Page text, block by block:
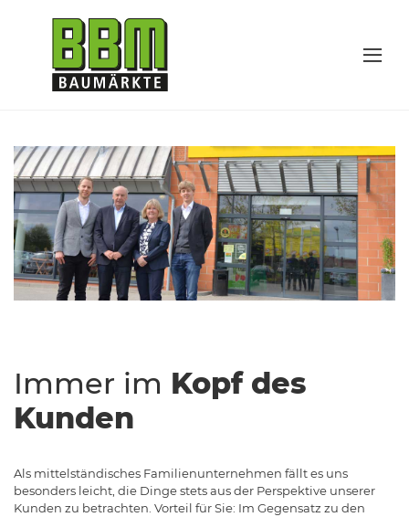
Immer im Kopf des
Kunden
Als mittelständisches Familienunternehmen fällt es uns
besonders leicht, die Dinge stets aus der Perspektive unserer
Kunden zu betrachten. Vorteil für Sie: Im Gegensatz zu den